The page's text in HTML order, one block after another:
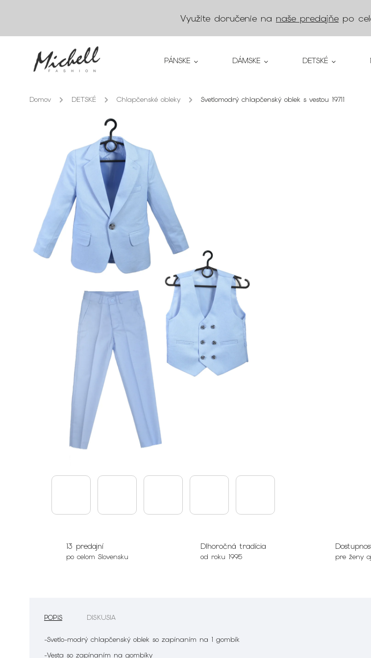
Využite doručenie na naše predajňe po
PÁNSKE DÁMSKE DETSKÉ
Domov / DETSKÉ / Chlapčenské obleky / Svetlomodrý chlapčenský oblek s vestou 19711
13 predajní
po celom Slovensku
Dlhoročná tradícia
od roku 1995 pre ženy
POPIS DISKUSIA
-Svetlo-modrý chlapčenský oblek so zapínaním na 1 gombík
-Vesta so zapínaním na gombíky